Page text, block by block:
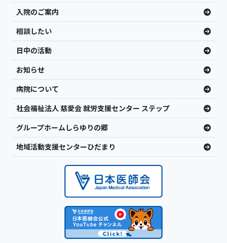
入院のご案内
相談したい
日中の活動
お知らせ
病院について
社会福祉法人 慈愛会 就労支援センター ステップ
グループホームしらゆりの郷
地域活動支援センターひだまり